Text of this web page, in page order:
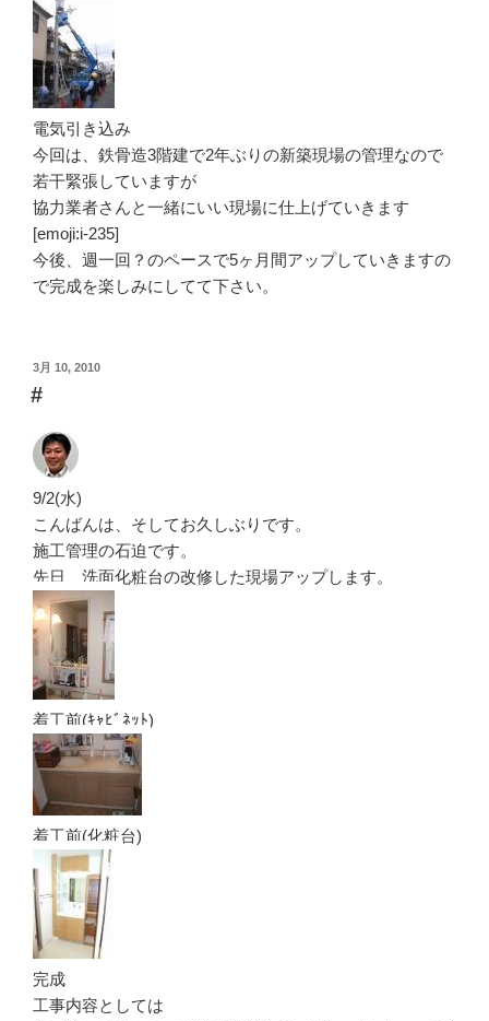
電気引き込み
今回は、鉄骨造3階建で2年ぶりの新築現場の管理なので
若干緊張していますが
協力業者さんと一緒にいい現場に仕上げていきます
[emoji:i-235]
今後、週一回？のペースで5ヶ月間アップしていきますの
で完成を楽しみにしてて下さい。
投
稿
日:
3月 10, 2010
#
9/2(水)
こんばんは、そしてお久しぶりです。
施工管理の石迫です。
先日、洗面化粧台の改修した現場アップします。
着工前(ｷｬﾋﾞﾈｯﾄ)
着工前(化粧台)
完成
工事内容としては